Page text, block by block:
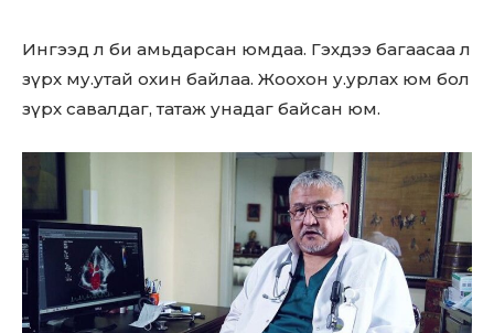
Ингээд л би амьдарсан юмдаа. Гэхдээ багаасаа л
зүрх му.утай охин байлаа. Жоохон у.урлах юм бол
зүрх савалдаг, татаж унадаг байсан юм.